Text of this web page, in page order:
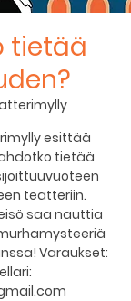
tietää
esittää
tietää
teatteriin.
saa nauttia
Varaukset: